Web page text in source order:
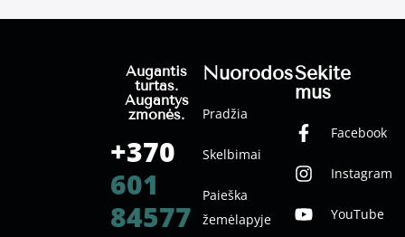
Nuorodos
Pradžia
Skelbimai
Paieška
žemėlapyje
Sekite
mus
Facebook
Instagram
YouTube
Augantis
turtas.
Augantys
žmonės.
+370
601
84577